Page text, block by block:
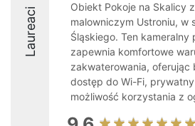
Laureaci
Obiekt Pokoje na Skalicy
malowniczym Ustroniu, w
Śląskiego. Ten kameralny
zapewnia komfortowe
zakwaterowania, oferując
dostęp do Wi-Fi,
możliwość korzystania z